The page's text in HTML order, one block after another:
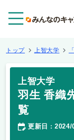
トップ 上智大学
上智大学
羽生 香織
覧
更新日 ： 2024/